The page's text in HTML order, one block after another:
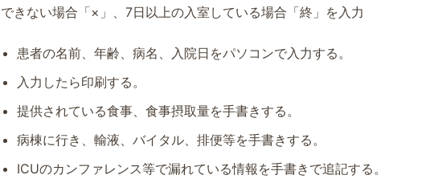
できない場合「×」、7日以上の入室している場合「終」を入力
患者の名前、年齢、病名、入院日をパソコンで入力する。
入力したら印刷する。
提供されている食事、食事摂取量を手書きする。
病棟に行き、輸液、バイタル、排便等を手書きする。
ICUのカンファレンス等で漏れている情報を手書きで追記する。